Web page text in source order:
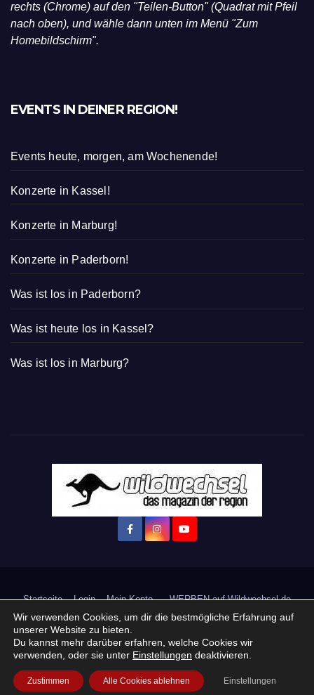
rechts (Chrome) auf den "Teilen-Button" (Quadrat mit Pfeil
nach oben), und wähle dann unten im Menü "Zum
Homebildschirm".
EVENTS IN DEINER REGION!
Events heute, morgen, am Wochenende!
Konzerte in Kassel!
Konzerte in Marburg!
Konzerte in Paderborn!
Was ist los in Paderborn?
Was ist heute los in Kassel?
Was ist los in Marburg?
Startseite Login Mein Konto · WERBEN auf Wildwechsel.de
+ Neue Veranstaltung eintragen:
Impressum / Datenschutzerklärung Praktikum, Ausbildung & Jobs
Wir verwenden Cookies, um dir die bestmögliche Erfahrung auf
unserer Website zu bieten.
Du kannst mehr darüber erfahren, welche Cookies wir
verwenden, oder sie unter Einstellungen deaktivieren.
Zustimmen Alle Cookies ablehnen Einstellungen